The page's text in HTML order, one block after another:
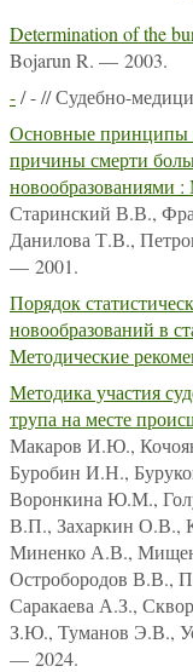
Determination of the
Bojarun R. — 2003.
-/ - // Судебно-
Основные принципы
причины смерти
новообразованиями
Старинский В.В.,
Данилова Т.В.,
— 2001.
Порядок
новообразований в
Методические
Методика участия
трупа на месте
Макаров И.Ю.,
Буробин И.Н.,
Воронкина Ю.М.,
В.П., Захаркин
Миненко А.В.,
Остробородов В.В.,
Саракаева А.З.,
З.Ю., Туманов Э.В.,
— 2024.